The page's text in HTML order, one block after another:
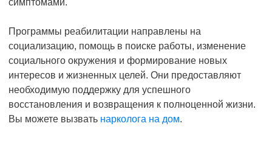
Программы реабилитации направлены на
социализацию, помощь в поиске работы, изменение
социального окружения и формирование новых
интересов и жизненных целей. Они предоставляют
необходимую поддержку для успешного
восстановления и возвращения к полноценной жизни.
Вы можете вызвать нарколога на дом.